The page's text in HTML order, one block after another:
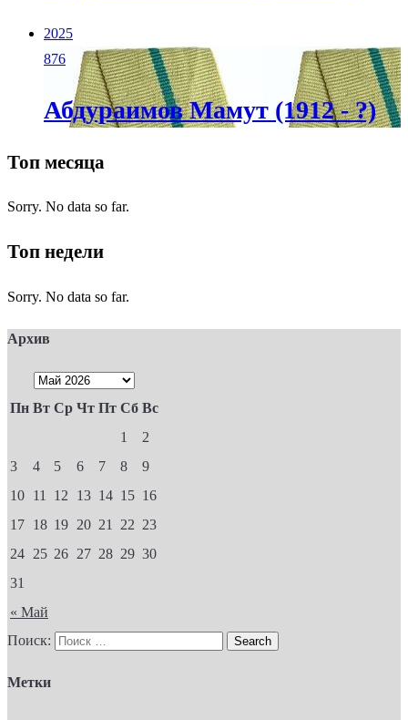
2025
876
Абдураимов Мамут (1912 - ?)
Топ месяца
Sorry. No data so far.
Топ недели
Sorry. No data so far.
Архив
Пн Вт Ср Чт Пт Сб Вс
« Май
1
2
3
4 5 6 7 8
9
10 11 12 13 14 15 16
17 18 19 20 21 22 23
24 25 26 27 28 29 30
31
Поиск:
Метки